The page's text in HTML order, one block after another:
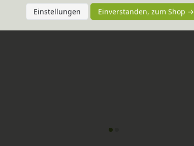
Einstellungen Einverstanden, zum Shop →